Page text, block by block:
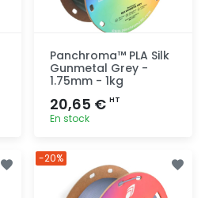
Panchroma™ PLA Silk
Gunmetal Grey -
1.75mm - 1kg
20,65 € HT
En stock
rapide
-20%